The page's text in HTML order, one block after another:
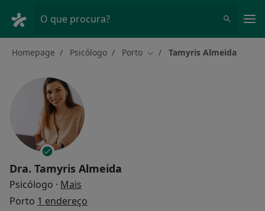
O que procura?
Homepage Psicólogo Porto Mudar de cidade
Tamyris Almeida
Dra. Tamyris Almeida
Psicólogo · Mais
Porto 1 endereço